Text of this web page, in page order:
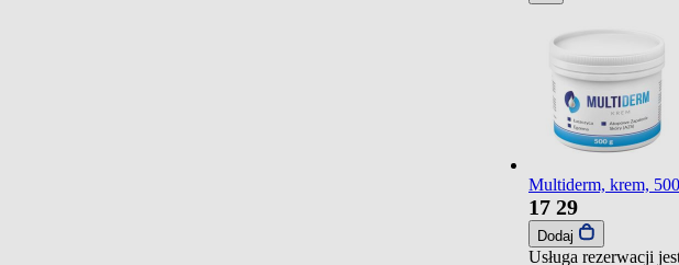
Multiderm, krem,
17 29
Dodaj
Usługa rezerwacji